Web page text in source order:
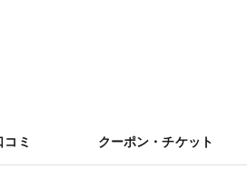
コミ クーポン・チケット